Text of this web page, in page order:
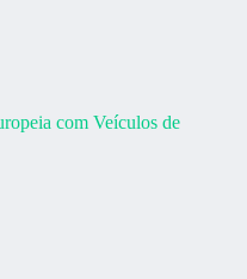
com Veículos de